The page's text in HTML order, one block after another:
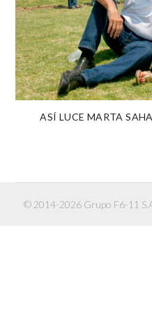
ASÍ LUCE MARTA
© 2014-2026 Grupo F6-11